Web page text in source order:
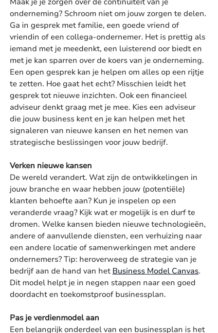
Maak je je zorgen over de continuïteit van je
onderneming? Schroom niet om jouw zorgen te delen.
Ga in gesprek met familie, een goede vriend of
vriendin of een collega-ondernemer. Het is prettig als
iemand met je meedenkt, een luisterend oor biedt en
met je kan sparren over de koers van je onderneming.
Een open gesprek kan je helpen om alles op een rijtje
te zetten. Hoe gaat het echt? Misschien leidt het
gesprek tot nieuwe inzichten. Ook een financieel
adviseur denkt graag met je mee. Kies een adviseur
die jouw business kent en je kan helpen met het
signaleren van nieuwe kansen en het nemen van
strategische beslissingen voor jouw bedrijf.
Verken nieuwe kansen
De wereld verandert. Wat zijn de ontwikkelingen in
jouw branche en waar hebben jouw (potentiële)
klanten behoefte aan? Kun je inspelen op een
veranderde vraag? Kijk wat er mogelijk is en durf te
dromen. Welke kansen bieden nieuwe technologieën,
andere of aanvullende diensten, een verhuizing naar
een andere locatie of samenwerkingen met andere
ondernemers? Tip: heroverweeg de strategie van je
bedrijf aan de hand van hetBusiness Model Canvas.
Dit model helpt je in negen stappen naar een goed
doordacht en toekomstproof businessplan.
Pas je verdienmodel aan
Een belangrijk onderdeel van een businessplan is het